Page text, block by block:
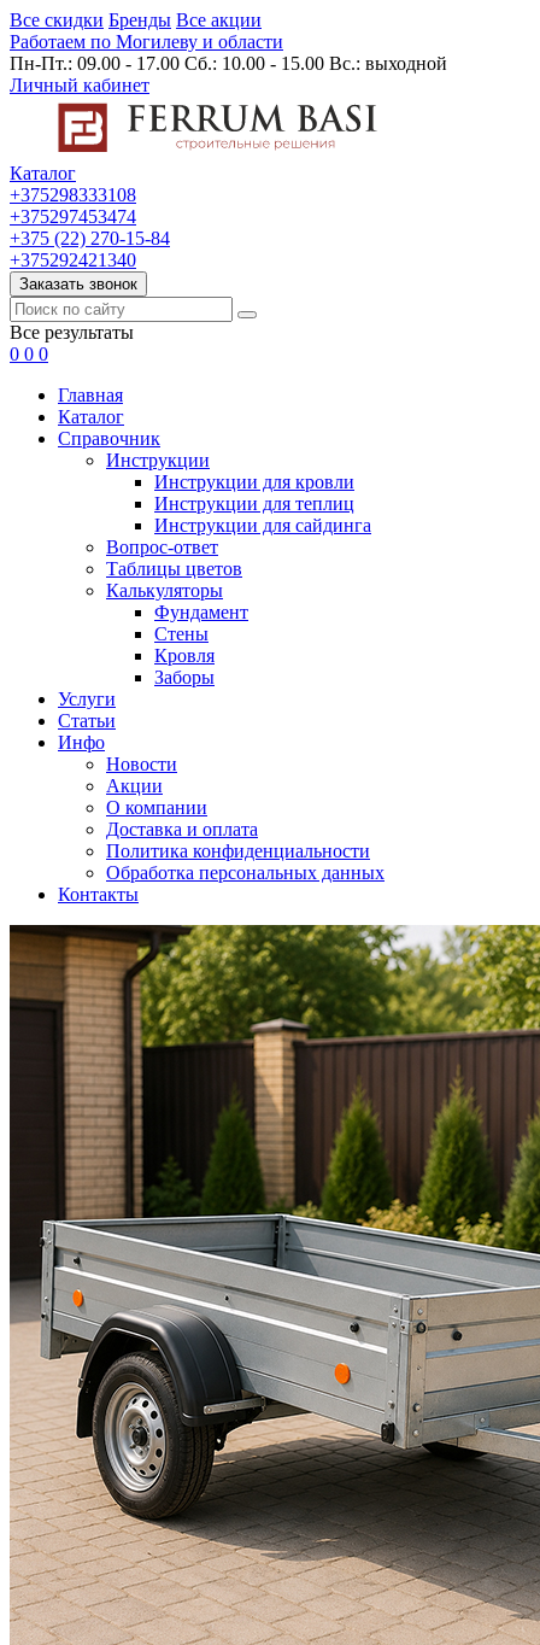
Все скидки Бренды Все акции
Работаем по Могилеву и области
Пн-Пт.: 09.00 - 17.00 Сб.: 10.00 - 15.00 Вс.: выходной
Личный кабинет
Каталог
+375298333108
+375297453474
+375 (22) 270-15-84
+375292421340
Заказать звонок
Все результаты
0 0 0
Главная
Каталог
Cправочник
Инструкции
Инструкции для кровли
Инструкции для теплиц
Инструкции для сайдинга
Вопрос-ответ
Таблицы цветов
Калькуляторы
Фундамент
Стены
Кровля
Заборы
Услуги
Статьи
Инфо
Новости
Акции
О компании
Доставка и оплата
Политика конфиденциальности
Обработка персональных данных
Контакты